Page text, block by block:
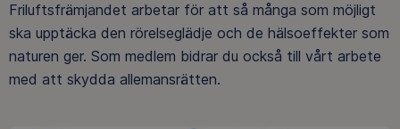
Friluftsfrämjandet arbetar för att så många som möjligt
ska upptäcka den rörelseglädje och de hälsoeffekter som
naturen ger. Som medlem bidrar du också till vårt arbete
med att skydda allemansrätten.